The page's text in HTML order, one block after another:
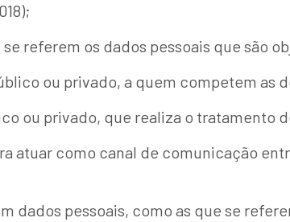
referem os dados pessoais que são
ou privado, a quem competem as
ou privado, que realiza o tratamento
atuar como canal de comunicação
dados pessoais, como as que se